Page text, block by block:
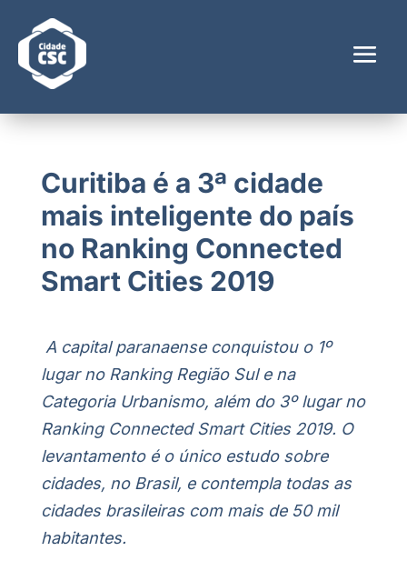
Curitiba é a 3ª cidade
mais inteligente do país
no Ranking Connected
Smart Cities 2019
A capital paranaense conquistou o 1º
lugar no Ranking Região Sul e na
Categoria Urbanismo, além do 3º lugar no
Ranking Connected Smart Cities 2019. O
levantamento é o único estudo sobre
cidades, no Brasil, e contempla todas as
cidades brasileiras com mais de 50 mil
habitantes.